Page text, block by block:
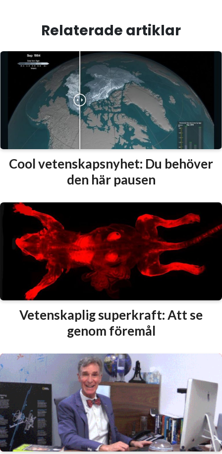
Relaterade artiklar
Cool vetenskapsnyhet: Du behöver
den här pausen
Vetenskaplig superkraft: Att se
genom föremål